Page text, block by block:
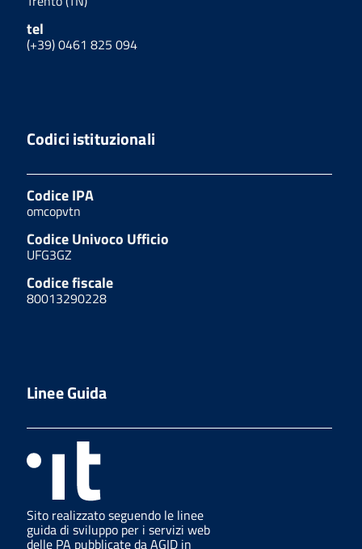
tel
(+39) 0461 825 094
Codici istituzionali
Codice IPA
omcopvtn
Codice Univoco Ufficio
UFG3GZ
Codice fiscale
80013290228
Linee Guida
Sito realizzato seguendo le linee
guida di sviluppo per i servizi web
delle PA pubblicate da AGID in